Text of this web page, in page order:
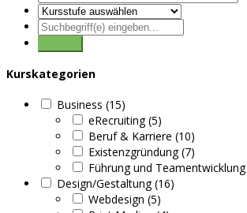
Kurskategorien
Business (15)
eRecruiting (5)
Beruf & Karriere (10)
Existenzgründung (7)
Führung und Teamentwicklung
Design/Gestaltung (16)
Webdesign (5)